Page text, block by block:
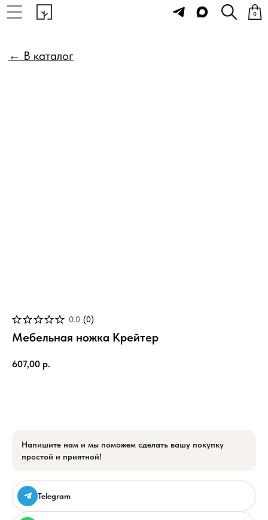
0
0.0 (0)
Мебельная ножка Крейтер
607,00 р.
Напишите нам и мы поможем сделать вашу покупку
простой и приятной!
Telegram